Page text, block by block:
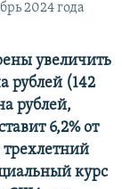
2024 года
увеличить
рублей (142
рублей,
6,2% от
курс